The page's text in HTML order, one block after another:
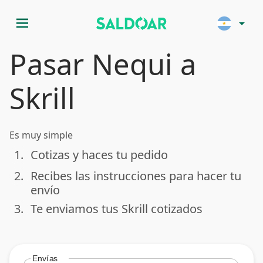
menu arrow_drop_down
Pasar Nequi a
Skrill
Es muy simple
done
1. Cotizas y haces tu pedido
done
2. Recibes las instrucciones para hacer tu
envío
done
3. Te enviamos tus Skrill cotizados
Envías